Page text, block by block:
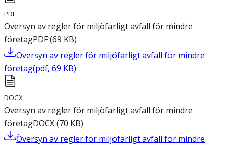
PDF
Översyn av regler för miljöfarligt avfall för mindre
företagPDF(69 KB)
Översyn av regler för miljöfarligt avfall för mindre
företag(pdf, 69 KB)
DOCX
Översyn av regler för miljöfarligt avfall för mindre
företagDOCX(70 KB)
Översyn av regler för miljöfarligt avfall för mindre